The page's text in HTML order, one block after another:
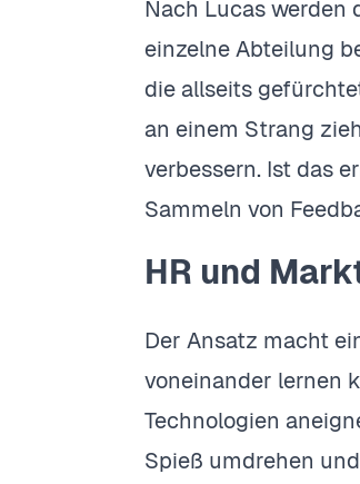
Nach Lucas
einzelne Abteilung
die allseits
an einem Strang
verbessern. Ist das
Sammeln von
HR und
Der Ansatz macht
voneinander lernen
Technologien
Spieß umdrehen